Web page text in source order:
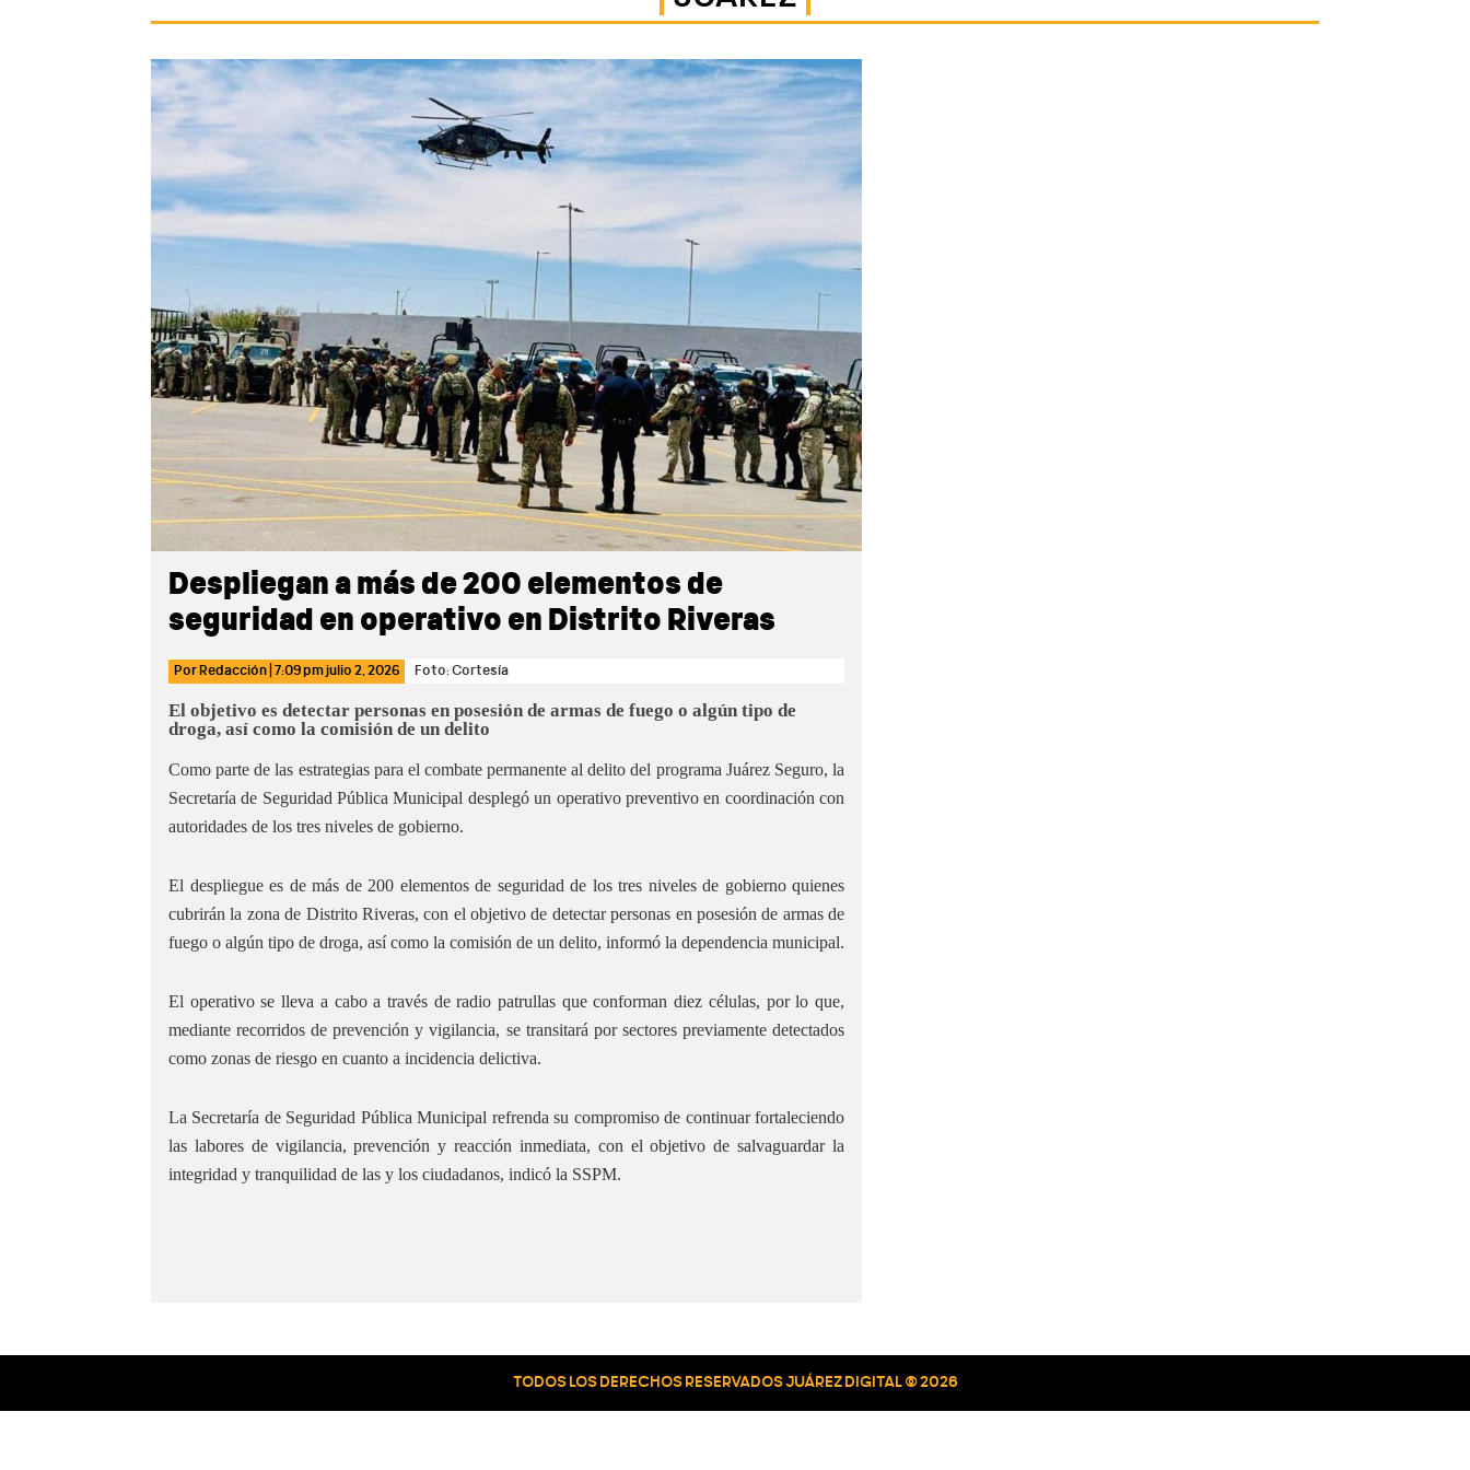
Despliegan a más de 200 elementos de
seguridad en operativo en Distrito Riveras
Por Redacción 7:09 pmjulio 2, 2026 Foto: Cortesía
El objetivo es detectar personas en posesión de armas de fuego o algún tipo de
droga, así como la comisión de un delito
Como parte de las estrategias para el combate permanente al delito del programa Juárez Seguro, la
Secretaría de Seguridad Pública Municipal desplegó un operativo preventivo en coordinación con
autoridades de los tres niveles de gobierno.
El despliegue es de más de 200 elementos de seguridad de los tres niveles de gobierno quienes
cubrirán la zona de Distrito Riveras, con el objetivo de detectar personas en posesión de armas de
fuego o algún tipo de droga, así como la comisión de un delito, informó la dependencia municipal.
El operativo se lleva a cabo a través de radio patrullas que conforman diez células, por lo que,
mediante recorridos de prevención y vigilancia, se transitará por sectores previamente detectados
como zonas de riesgo en cuanto a incidencia delictiva.
La Secretaría de Seguridad Pública Municipal refrenda su compromiso de continuar fortaleciendo
las labores de vigilancia, prevención y reacción inmediata, con el objetivo de salvaguardar la
integridad y tranquilidad de las y los ciudadanos, indicó la SSPM.
TODOS LOS DERECHOS RESERVADOS JUÁREZ DIGITAL © 2026